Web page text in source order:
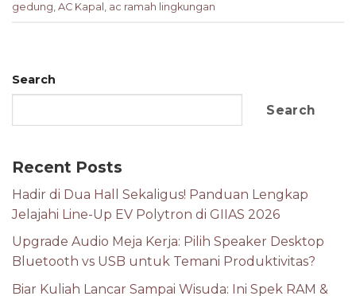
gedung, AC Kapal , ac ramah lingkungan
Search
Search
Recent Posts
Hadir di Dua Hall Sekaligus! Panduan Lengkap
Jelajahi Line-Up EV Polytron di GIIAS 2026
Upgrade Audio Meja Kerja: Pilih Speaker Desktop
Bluetooth vs USB untuk Temani Produktivitas?
Biar Kuliah Lancar Sampai Wisuda: Ini Spek RAM &